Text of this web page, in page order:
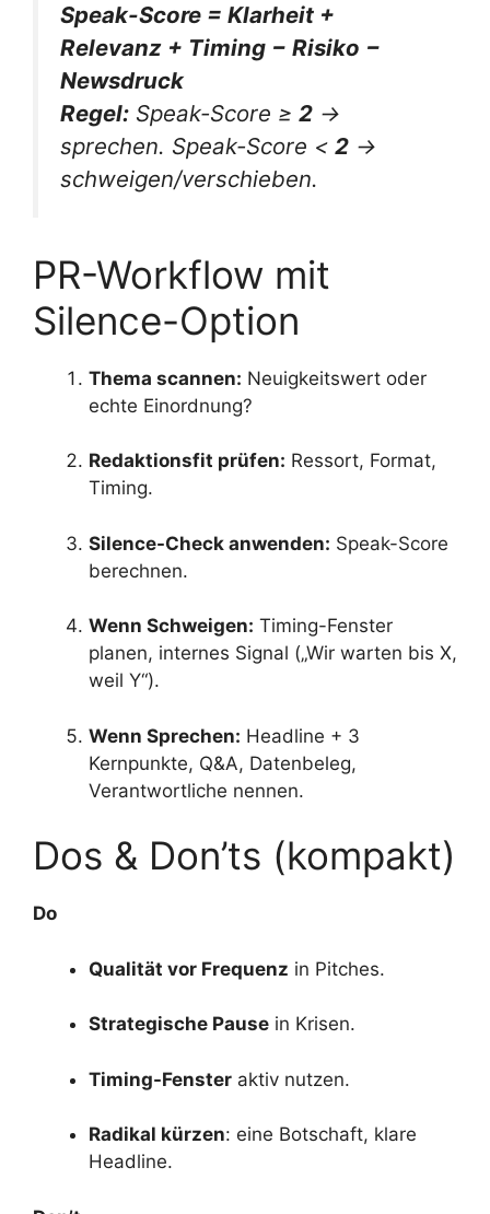
Speak-Score = Klarheit +
Relevanz + Timing − Risiko −
Newsdruck
Regel: Speak-Score ≥ 2 →
sprechen. Speak-Score < 2 →
schweigen/verschieben.
PR-Workflow mit
Silence-Option
Thema scannen: Neuigkeitswert oder
echte Einordnung?
Redaktionsfit prüfen: Ressort, Format,
Timing.
Silence-Check anwenden: Speak-Score
berechnen.
Wenn Schweigen: Timing-Fenster
planen, internes Signal („Wir warten bis X,
weil Y“).
Wenn Sprechen: Headline + 3
Kernpunkte, Q&A, Datenbeleg,
Verantwortliche nennen.
Dos & Don’ts (kompakt)
Do
Qualität vor Frequenz in Pitches.
Strategische Pause in Krisen.
Timing-Fenster aktiv nutzen.
Radikal kürzen: eine Botschaft, klare
Headline.